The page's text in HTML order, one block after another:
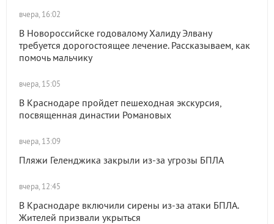
вчера, 16:02
В Новороссийске годовалому Халиду Элвану
требуется дорогостоящее лечение. Рассказываем, как
помочь мальчику
вчера, 15:05
В Краснодаре пройдет пешеходная экскурсия,
посвященная династии Романовых
вчера, 13:09
Пляжи Геленджика закрыли из-за угрозы БПЛА
вчера, 12:45
В Краснодаре включили сирены из-за атаки БПЛА.
Жителей призвали укрыться